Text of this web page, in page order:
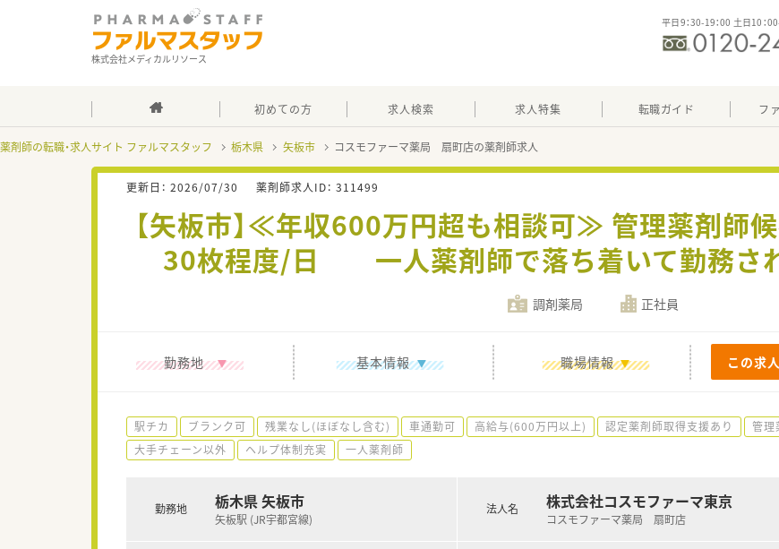
株式会社メディカルリソース
平日9：30-19：00 土日10：
初めての方 求人検索 求人特集 転職ガイド フ
薬剤師の転職・求人サイト ファルマスタッフ 栃木県 矢板市 コスモファーマ薬局 扇町店の薬剤師求人
更新日： 2026/07/30 薬剤師求人ID： 311499
【矢板市】≪年収600万円超も相談可≫ 管理薬剤師
30枚程度/日 一人薬剤師で落ち着いて勤務さ
調剤薬局 正社員
勤務地 基本情報 職場情報 この求
駅チカ ブランク可 残業なし(ほぼなし含む) 車通勤可 高給与(600万円以上) 認定薬剤師取得支援あり 管理
大手チェーン以外
ヘルプ体制充実 一人薬剤師
勤務地 栃木県 矢板市
矢板駅 (JR宇都宮線)
法人名 株式会社コスモファーマ東京
コスモファーマ薬局 扇町店